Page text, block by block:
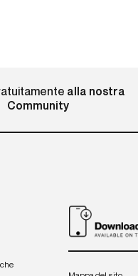
alla nostra
Community